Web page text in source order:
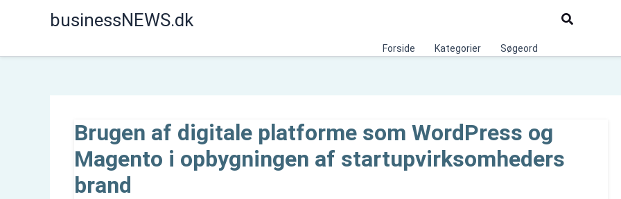
businessNEWS.dk Søg
Forside Kategorier Søgeord
Brugen af digitale platforme som WordPress og
Magento i opbygningen af startupvirksomheders
brand